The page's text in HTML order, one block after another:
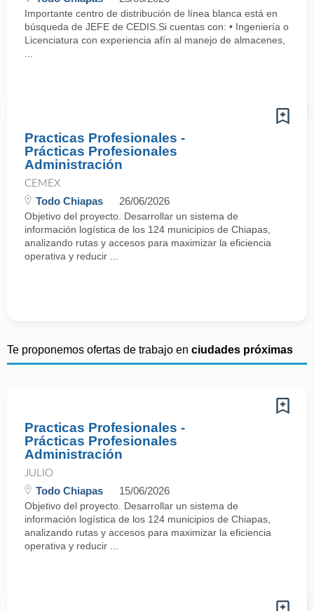
Importante centro de distribución de línea blanca está en
búsqueda de JEFE de CEDIS.Si cuentas con: • Ingeniería o
Licenciatura con experiencia afín al manejo de almacenes,
Practicas Profesionales -
Prácticas Profesionales
Administración
CEMEX
Todo Chiapas 26/06/2026
Objetivo del proyecto. Desarrollar un sistema de
información logística de los 124 municipios de Chiapas,
analizando rutas y accesos para maximizar la eficiencia
operativa y reducir ...
Te proponemos ofertas de trabajo en ciudades próximas
Practicas Profesionales -
Prácticas Profesionales
Administración
JULIO
Todo Chiapas 15/06/2026
Objetivo del proyecto. Desarrollar un sistema de
información logística de los 124 municipios de Chiapas,
analizando rutas y accesos para maximizar la eficiencia
operativa y reducir ...